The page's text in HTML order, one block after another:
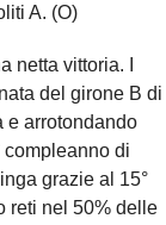
A. (O)
netta vittoria. I
del girone B di
e arrotondando
di
grazie al 15°
reti nel 50% delle